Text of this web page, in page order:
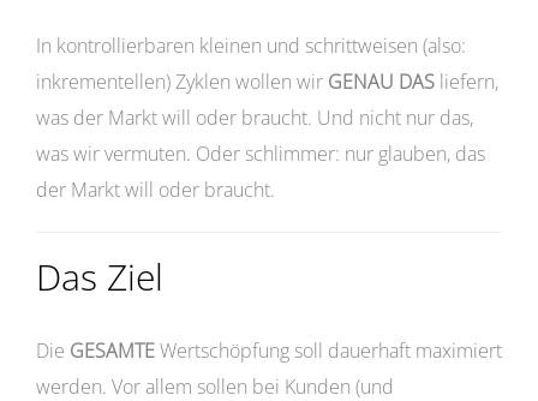
In kontrollierbaren kleinen und schrittweisen (also:
inkrementellen) Zyklen wollen wir GENAU DAS liefern,
was der Markt will oder braucht. Und nicht nur das,
was wir vermuten. Oder schlimmer: nur glauben, das
der Markt will oder braucht.
Das Ziel
Die GESAMTEWertschöpfung soll dauerhaft maximiert
werden. Vor allem sollen bei Kunden (und